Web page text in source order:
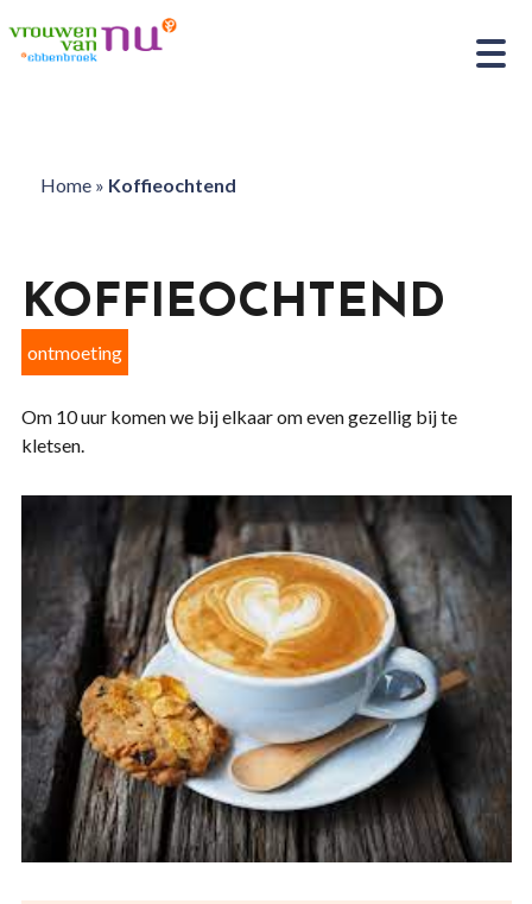
Home» Koffieochtend
KOFFIEOCHTEND
ontmoeting
Om 10 uur komen we bij elkaar om even gezellig bij te
kletsen.